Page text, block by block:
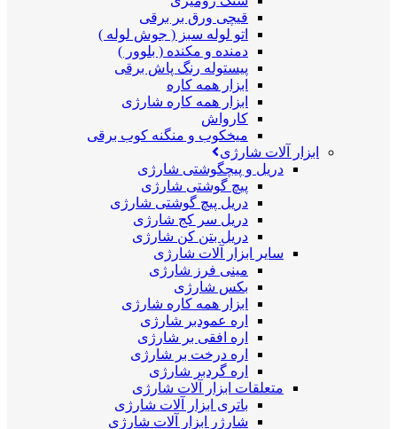
قیچی ورق بر برقی
اتو لوله سبز ( جوش لوله )
دمنده و مکنده ( بلوور )
پیستوله رنگ پاش برقی
ابزار همه کاره
ابزار همه کاره شارژی
کارواش
میخکوب و منگنه کوب برقی
ابزار آلات شارژی
دریل و پیچگوشتی شارژی
پیچ گوشتی شارژی
دریل پیچ گوشتی شارژی
دریل سر کج شارژی
دریل بتن کن شارژی
سایر ابزار آلات شارژی
مینی فرز شارژی
بکس شارژی
ابزار همه کاره شارژی
اره عمودبر شارژی
اره افقی بر شارژی
اره درخت بر شارژی
اره گردبر شارژی
متعلقات ابزار آلات شارژی
باتری ابزار آلات شارژی
شارژر ابزار آلات شارژی